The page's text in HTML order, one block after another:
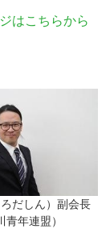
はこちらから
だしん）副会長
青年連盟）